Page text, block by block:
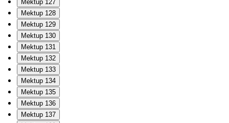
Mektup 127
Mektup 128
Mektup 129
Mektup 130
Mektup 131
Mektup 132
Mektup 133
Mektup 134
Mektup 135
Mektup 136
Mektup 137